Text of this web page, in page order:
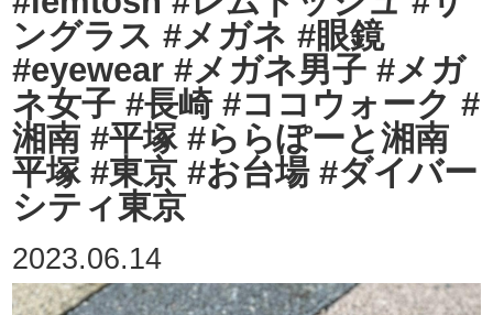
ングラス #メガネ #眼鏡
#eyewear #メガネ男子 #メガ
ネ女子 #長崎 #ココウォーク #
湘南 #平塚 #ららぽーと湘南
平塚 #東京 #お台場 #ダイバー
シティ東京
2023.06.14